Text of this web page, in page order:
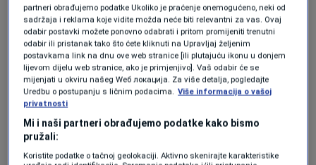
sljedeće - od oktobra prošle godine, od
izbora, na zvaničnim i nezvaničnim
stranicama SDA se spominje da ću biti
uhapšen",rekao je Kasumović.
O sastanku s glavnom
tužiteljicom Tužilaštva ZDK
partneri obrađujemo podatke Ukoliko je praćenje onemogućeno, neki od
sadržaja i reklama koje vidite možda neće biti relevantni za vas. Ovaj
odabir postavki možete ponovno odabrati i pritom promijeniti trenutni
odabir ili pristanak tako što ćete kliknuti na Upravljaj željenim
postavkama link na dnu ove web stranice [ili plutajuću ikonu u donjem
lijevom dijelu web stranice, ako je primjenjivo]. Vaš odabir će se
mijenjati u okviru našeg Wеб локација. Za više detalja, pogledajte
Uredbu o postupanju s ličnim podacima. Više informacija o vašoj
privatnosti
Mi i naši partneri obrađujemo podatke kako bismo
pružali:
Koristite podatke o tačnoj geolokaciji. Aktivno skenirajte karakteristike